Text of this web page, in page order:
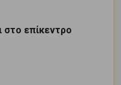
στο επίκεντρο